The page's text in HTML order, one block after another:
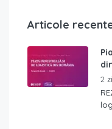
Articole
2